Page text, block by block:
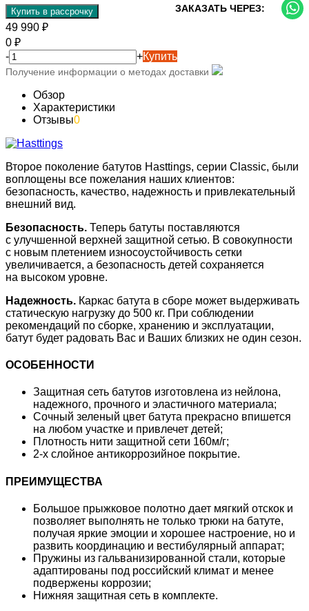
Купить в рассрочку ЗАКАЗАТЬ ЧЕРЕЗ:
49 990 ₽
0 ₽
-
+Купить
Получение информации о методах доставки
Обзор
Характеристики
Отзывы0
Второе поколение батутов Hasttings, серии Classic, были
воплощены все пожелания наших клиентов:
безопасность, качество, надежность и привлекательный
внешний вид.
Безопасность. Теперь батуты поставляются
с улучшенной верхней защитной сетью. В совокупности
с новым плетением износоустойчивость сетки
увеличивается, а безопасность детей сохраняется
на высоком уровне.
Надежность. Каркас батута в сборе может выдерживать
статическую нагрузку до 500 кг. При соблюдении
рекомендаций по сборке, хранению и эксплуатации,
батут будет радовать Вас и Ваших близких не один сезон.
ОСОБЕННОСТИ
Защитная сеть батутов изготовлена из нейлона,
надежного, прочного и эластичного материала;
Сочный зеленый цвет батута прекрасно впишется
на любом участке и привлечет детей;
Плотность нити защитной сети 160м/г;
2-х слойное антикоррозийное покрытие.
ПРЕИМУЩЕСТВА
Большое прыжковое полотно дает мягкий отскок и
позволяет выполнять не только трюки на батуте,
получая яркие эмоции и хорошее настроение, но и
развить координацию и вестибулярный аппарат;
Пружины из гальванизированной стали, которые
адаптированы под российский климат и менее
подвержены коррозии;
Нижняя защитная сеть в комплекте.